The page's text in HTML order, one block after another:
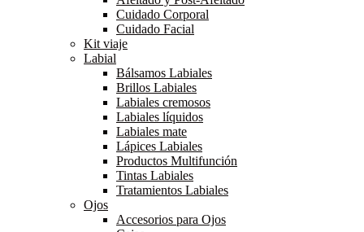
Cuidado Corporal
Cuidado Facial
Kit viaje
Labial
Bálsamos Labiales
Brillos Labiales
Labiales cremosos
Labiales líquidos
Labiales mate
Lápices Labiales
Productos Multifunción
Tintas Labiales
Tratamientos Labiales
Ojos
Accesorios para Ojos